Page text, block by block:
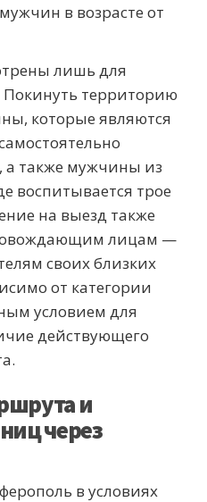
в возрасте от
лишь для
Покинуть территорию
которые являются
а также мужчины из
воспитывается трое
на выезд также
лицам —
своих близких
от категории
условием для
действующего
и
через
в условиях